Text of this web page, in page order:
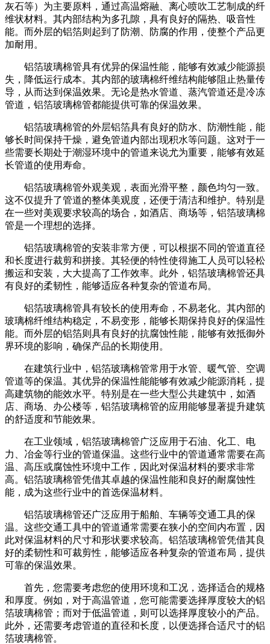
灰石等）为主要原料，通过高温熔融、离心喷吹工艺制成的纤
维状材料。其内部结构为多孔隙，具有良好的隔热、吸音性
能。而外层的铝箔则起到了防潮、防腐的作用，使整个产品更
加耐用。
铝箔玻璃棉管具有优异的保温性能，能够有效减少能源损
失，降低运行成本。其内部的玻璃棉纤维结构能够阻止热量传
导，从而达到保温效果。无论是热水管道、蒸汽管道还是冷冻
管道，铝箔玻璃棉管都能提供可靠的保温效果。
铝箔玻璃棉管的外层铝箔具有良好的防水、防潮性能，能
够长时间保持干燥，避免管道内部出现积水等问题。这对于一
些需要长期处于潮湿环境中的管道来说尤为重要，能够有效延
长管道的使用寿命。
铝箔玻璃棉管外观美观，表面光滑平整，颜色均匀一致。
这不仅提升了管道的整体美观度，还便于清洁和维护。特别是
在一些对美观要求较高的场合，如酒店、商场等，铝箔玻璃棉
管是一个理想的选择。
铝箔玻璃棉管的安装非常方便，可以根据不同的管道直径
和长度进行裁剪和拼接。其轻便的特性使得施工人员可以轻松
搬运和安装，大大提高了工作效率。此外，铝箔玻璃棉管还具
有良好的柔韧性，能够适应各种复杂的管道布局。
铝箔玻璃棉管具有较长的使用寿命，不易老化。其内部的
玻璃棉纤维结构稳定，不易变形，能够长期保持良好的保温性
能。而外层的铝箔则具有良好的抗腐蚀性能，能够有效抵御外
界环境的影响，确保产品的长期使用。
在建筑行业中，铝箔玻璃棉管常用于水管、暖气管、空调
管道等的保温。其优异的保温性能能够有效减少能源消耗，提
高建筑物的能效水平。特别是在一些大型公共建筑中，如酒
店、商场、办公楼等，铝箔玻璃棉管的应用能够显著提升建筑
的舒适度和节能效果。
在工业领域，铝箔玻璃棉管广泛应用于石油、化工、电
力、冶金等行业的管道保温。这些行业中的管道通常需要在高
温、高压或腐蚀性环境中工作，因此对保温材料的要求非常
高。铝箔玻璃棉管凭借其卓越的保温性能和良好的耐腐蚀性
能，成为这些行业中的首选保温材料。
铝箔玻璃棉管还广泛应用于船舶、车辆等交通工具的保
温。这些交通工具中的管道通常需要在狭小的空间内布置，因
此对保温材料的尺寸和形状要求较高。铝箔玻璃棉管凭借其良
好的柔韧性和可裁剪性，能够适应各种复杂的管道布局，提供
可靠的保温效果。
首先，您需要考虑您的使用环境和工况，选择适合的规格
和厚度。例如，对于高温管道，您可能需要选择厚度较大的铝
箔玻璃棉管；而对于低温管道，则可以选择厚度较小的产品。
此外，还需要考虑管道的直径和长度，以便选择合适尺寸的铝
箔玻璃棉管。